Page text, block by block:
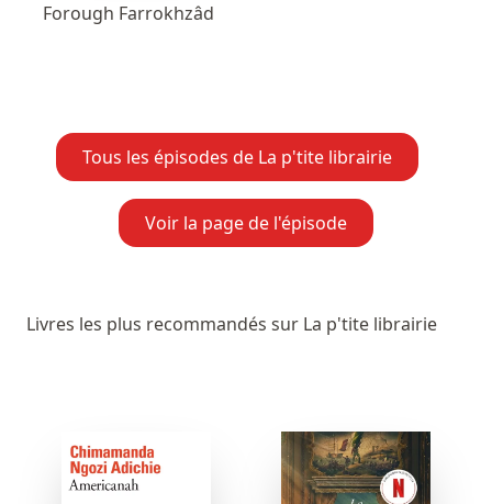
Forough Farrokhzâd
Tous les épisodes de La p'tite librairie
Voir la page de l'épisode
Livres les plus recommandés sur La p'tite librairie